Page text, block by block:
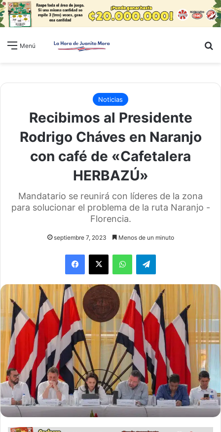
Menú
Noticias
Recibimos al Presidente
Rodrigo Cháves en Naranjo
con café de «Cafetalera
HERBAZÚ»
Mandatario se reunirá con líderes de la zona
para solucionar el problema de la ruta Naranjo -
Florencia.
septiembre 7, 2023 Menos de un minuto
WhatsAppTelegram